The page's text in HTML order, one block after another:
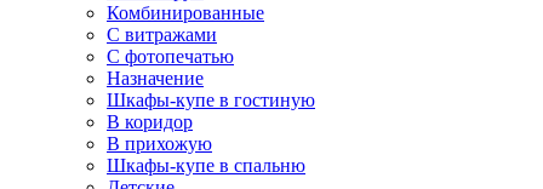
Комбинированные
С витражами
С фотопечатью
Назначение
Шкафы-купе в гостиную
В коридор
В прихожую
Шкафы-купе в спальню